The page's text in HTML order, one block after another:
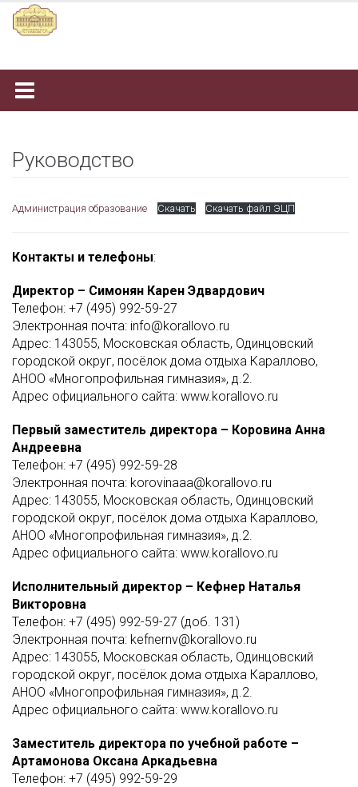
Наверх
Руководство
Администрация образование Скачать Скачать файл ЭЦП
Контакты и телефоны:
Директор – Симонян Карен Эдвардович
Телефон: +7 (495) 992-59-27
Электронная почта: info@korallovo.ru
Адрес: 143055, Московская область, Одинцовский
городской округ, посёлок дома отдыха Караллово,
АНОО «Многопрофильная гимназия», д.2.
Адрес официального сайта: www.korallovo.ru
Первый заместитель директора – Коровина Анна
Андреевна
Телефон: +7 (495) 992-59-28
Электронная почта: korovinaaa@korallovo.ru
Адрес: 143055, Московская область, Одинцовский
городской округ, посёлок дома отдыха Караллово,
АНОО «Многопрофильная гимназия», д.2.
Адрес официального сайта: www.korallovo.ru
Исполнительный директор – Кефнер Наталья
Викторовна
Телефон: +7 (495) 992-59-27 (доб. 131)
Электронная почта: kefnernv@korallovo.ru
Адрес: 143055, Московская область, Одинцовский
городской округ, посёлок дома отдыха Караллово,
АНОО «Многопрофильная гимназия», д.2.
Адрес официального сайта: www.korallovo.ru
Заместитель директора по учебной работе –
Артамонова Оксана Аркадьевна
Телефон: +7 (495) 992-59-29